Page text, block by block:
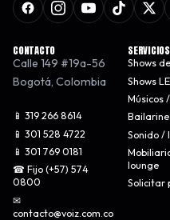
CONTACTO
Calle 149 #19a-56
Bogotá, Colombia
📱 319 266 8614
📱 301 528 4722
📱 301 769 0181
☎ Fijo (+57) 574
0800
✉
contacto@voiz.com.co
SERVICIOS
Shows
Shows
Músicos
Sonido /
lounge
Solicitar